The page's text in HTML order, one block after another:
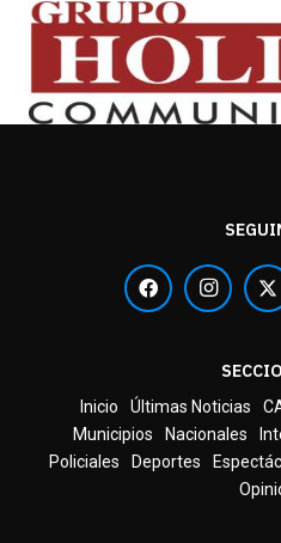
Inicio Últimas Noticias
Municipios
Nacionales
Policiales
Deportes